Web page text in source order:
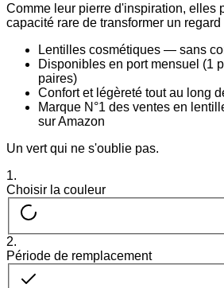
Comme leur pierre d'inspiration, elles
capacité rare de transformer un
Lentilles cosmétiques — sans
Disponibles en port mensuel (1
paires)
Confort et légèreté tout au long
Marque N°1 des ventes en
sur Amazon
Un vert qui ne s'oublie pas.
1.
Choisir la couleur
2.
Période de remplacement